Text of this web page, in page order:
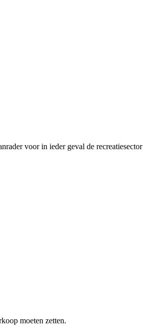
voor in ieder geval de recreatiesector
moeten zetten.